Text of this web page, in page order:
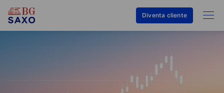
Diventa cliente